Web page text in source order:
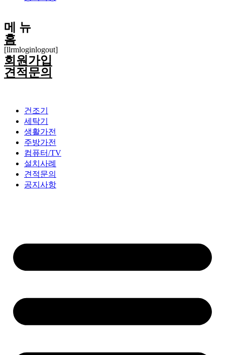
메 뉴
홈
[llrmloginlogout]
회원가입
견적문의
건조기
세탁기
생활가전
주방가전
컴퓨터/TV
설치사례
견적문의
공지사항